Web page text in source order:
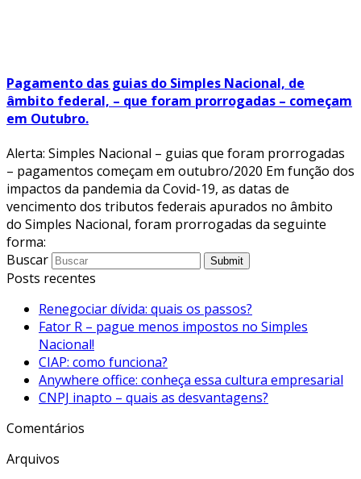
Pagamento das guias do Simples Nacional, de
âmbito federal, – que foram prorrogadas – começam
em Outubro.
Alerta: Simples Nacional – guias que foram prorrogadas
– pagamentos começam em outubro/2020 Em função dos
impactos da pandemia da Covid-19, as datas de
vencimento dos tributos federais apurados no âmbito
do Simples Nacional, foram prorrogadas da seguinte
forma:
Buscar
Submit
Posts recentes
Renegociar dívida: quais os passos?
Fator R – pague menos impostos no Simples
Nacional!
CIAP: como funciona?
Anywhere office: conheça essa cultura empresarial
CNPJ inapto – quais as desvantagens?
Comentários
Arquivos